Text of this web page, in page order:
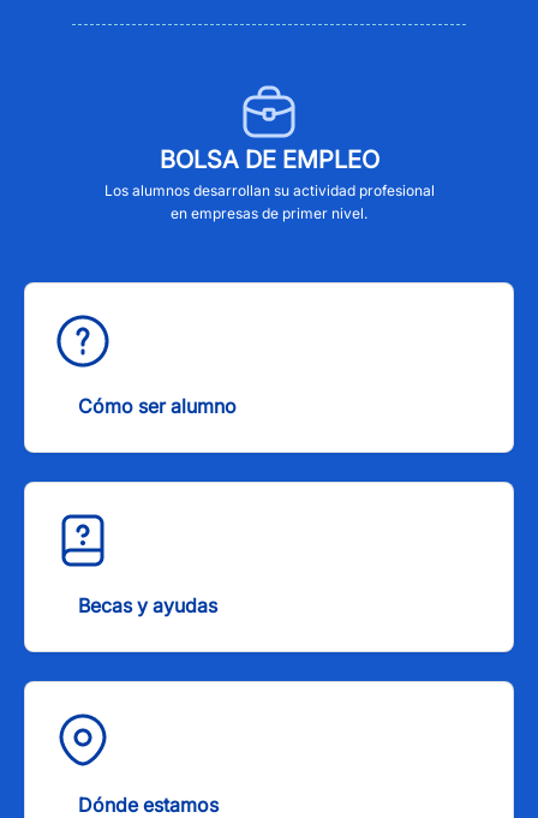
BOLSA DE EMPLEO
Los alumnos desarrollan su actividad profesional
en empresas de primer nivel.
Cómo ser alumno
Becas y ayudas
Dónde estamos